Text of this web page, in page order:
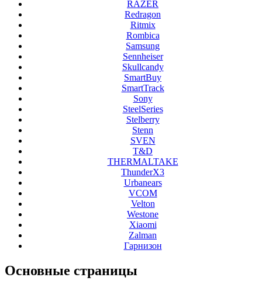
RAZER
Redragon
Ritmix
Rombica
Samsung
Sennheiser
Skullcandy
SmartBuy
SmartTrack
Sony
SteelSeries
Stelberry
Stenn
SVEN
T&D
THERMALTAKE
ThunderX3
Urbanears
VCOM
Velton
Westone
Xiaomi
Zalman
Гарнизон
Основные страницы